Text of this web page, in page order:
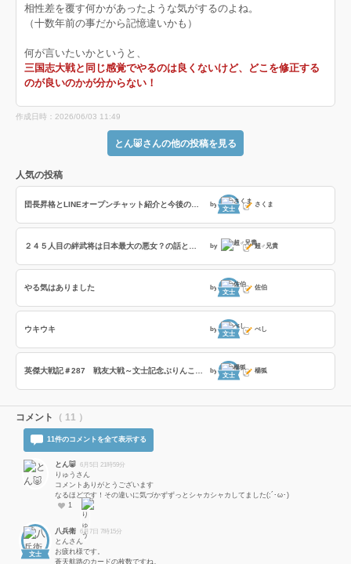
相性差を覆す何かがあったような気がするのよね。
（十数年前の事だから記憶違いかも）
何が言いたいかというと、
三国志大戦と同じ感覚でやるのは良くないけど、どこを修正する
のが良いのかが分からない！
作成日時：2026/06/03 11:49
とん🐷さんの他の投稿を見る
人気の投稿
by
文士
さくま
by 超♂兄貴
やる気はありました by
文士
佐伯
ウキウキ by
文士
べし
by
文士
楊狐
コメント （ 11 ）
11件のコメントを全て表示する
とん🐷 6月5日 21時59分
りゅうさん
コメントありがとうございます
なるほどです！その違いに気づかずずっとシャカシャカしてました(;´･ω･)
1
文士
八兵衛 6月7日 7時15分
とんさん
お疲れ様です。
蒼天航路のカードの枚数ですね。